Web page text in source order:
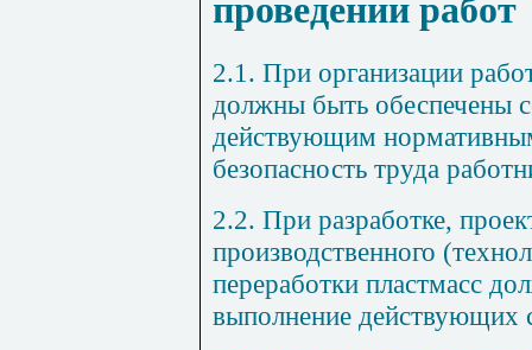
проведении работ
2.1. При организации
должны быть обеспечены
действующим
безопасность труда
2.2. При разработке,
производственного
переработки пластмасс
выполнение действующих